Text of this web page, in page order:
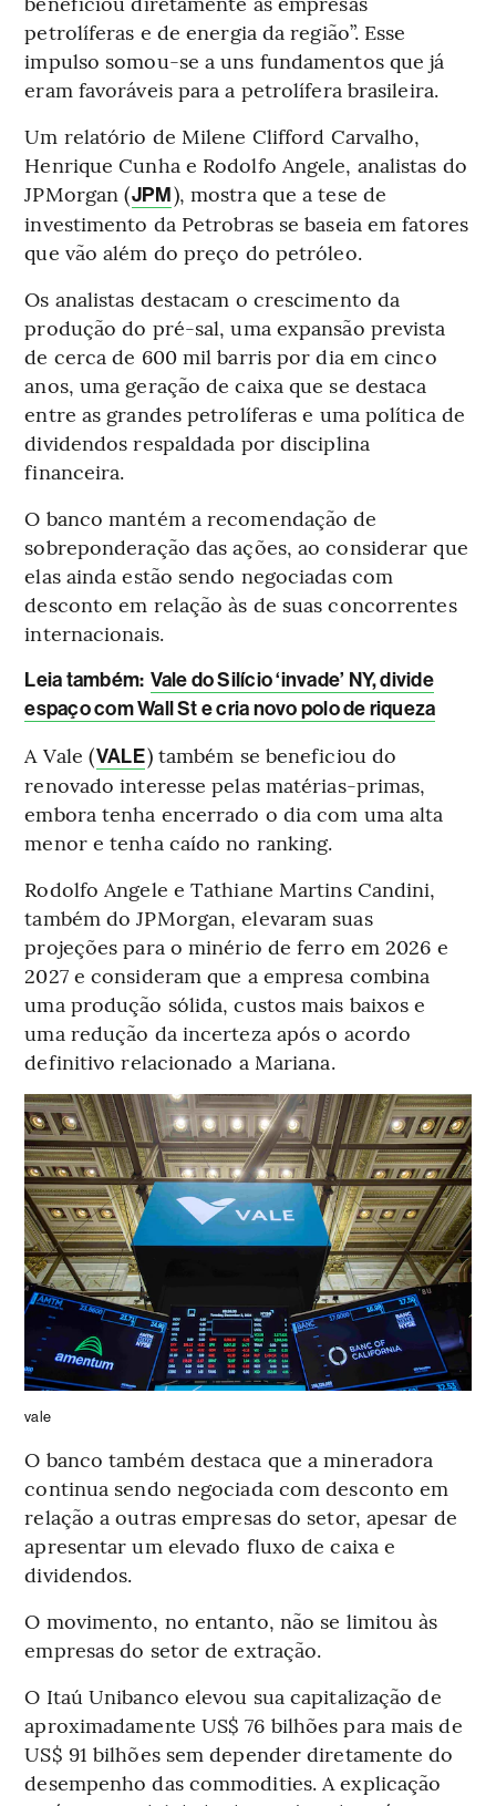
petrolíferas e de energia da região”. Esse
impulso somou-se a uns fundamentos que já
eram favoráveis para a petrolífera brasileira.
Um relatório de Milene Clifford Carvalho,
Henrique Cunha e Rodolfo Angele, analistas do
JPMorgan (JPM), mostra que a tese de
investimento da Petrobras se baseia em fatores
que vão além do preço do petróleo.
Os analistas destacam o crescimento da
produção do pré-sal, uma expansão prevista
de cerca de 600 mil barris por dia em cinco
anos, uma geração de caixa que se destaca
entre as grandes petrolíferas e uma política de
dividendos respaldada por disciplina
financeira.
O banco mantém a recomendação de
sobreponderação das ações, ao considerar que
elas ainda estão sendo negociadas com
desconto em relação às de suas concorrentes
internacionais.
Leia também: Vale do Silício ‘invade’ NY, divide
espaço com Wall St e cria novo polo de riqueza
A Vale (VALE) também se beneficiou do
renovado interesse pelas matérias-primas,
embora tenha encerrado o dia com uma alta
menor e tenha caído no ranking.
Rodolfo Angele e Tathiane Martins Candini,
também do JPMorgan, elevaram suas
projeções para o minério de ferro em 2026 e
2027 e consideram que a empresa combina
uma produção sólida, custos mais baixos e
uma redução da incerteza após o acordo
definitivo relacionado a Mariana.
vale
O banco também destaca que a mineradora
continua sendo negociada com desconto em
relação a outras empresas do setor, apesar de
apresentar um elevado fluxo de caixa e
dividendos.
O movimento, no entanto, não se limitou às
empresas do setor de extração.
O Itaú Unibanco elevou sua capitalização de
aproximadamente US$ 76 bilhões para mais de
US$ 91 bilhões sem depender diretamente do
desempenho das commodities. A explicação